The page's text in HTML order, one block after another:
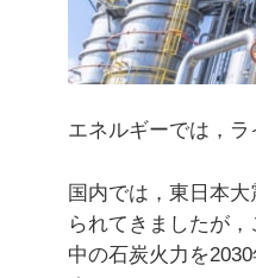
エネルギーでは，ラ
国内では，東日本
られてきましたが
中の石炭火力を